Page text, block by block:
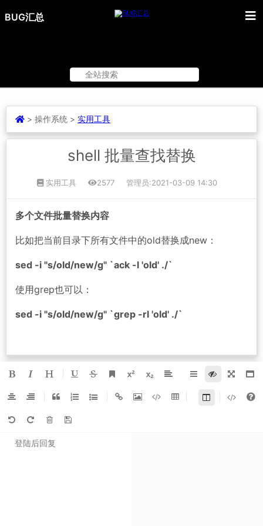
BUG汇总
> 操作系统 > 实用工具
shell 批量查找替换
实用工具 2577 管理员:2021-03-09 14:30
多个文件批量替换内容
比如把当前目录下所有文件中的old替换成new：
sed -i "s/old/new/g" `ack -l 'old' ./`
使用grep也可以：
sed -i "s/old/new/g" `grep -rl 'old' ./`